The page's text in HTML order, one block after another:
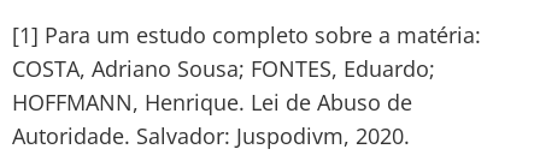
[1] Para um estudo completo sobre a matéria:
COSTA, Adriano Sousa; FONTES, Eduardo;
HOFFMANN, Henrique. Lei de Abuso de
Autoridade. Salvador: Juspodivm, 2020.